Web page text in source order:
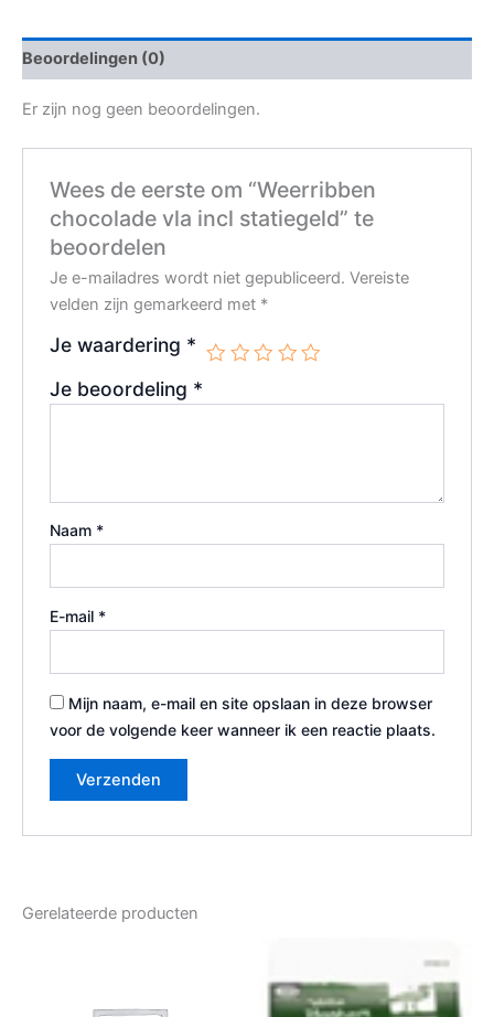
Beoordelingen (0)
Er zijn nog geen beoordelingen.
Wees de eerste om “Weerribben
chocolade vla incl statiegeld” te
beoordelen
Je e-mailadres wordt niet gepubliceerd. Vereiste
velden zijn gemarkeerd met *
Je waardering *
Je beoordeling *
Naam *
E-mail *
Mijn naam, e-mail en site opslaan in deze browser
voor de volgende keer wanneer ik een reactie plaats.
Gerelateerde producten